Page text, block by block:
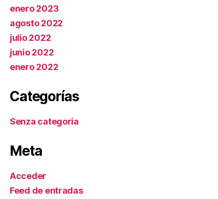
enero 2023
agosto 2022
julio 2022
junio 2022
enero 2022
Categorías
Senza categoria
Meta
Acceder
Feed de entradas